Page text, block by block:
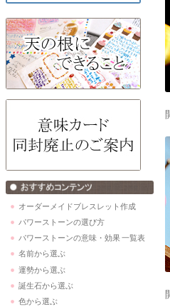
オーダーメイドブレスレット作成
パワーストーンの選び方
パワーストーンの意味・効果 一覧表
名前から選ぶ
運勢から選ぶ
誕生石から選ぶ
色から選ぶ